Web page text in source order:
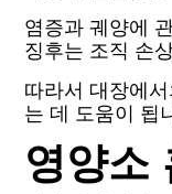
염증과 궤양에
징후는 조직 손
따라서 대장에
는 데 도움이 됩
영양소